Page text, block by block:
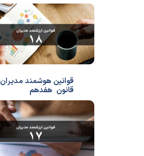
قوانین هوشمند مدیران
قانون هفدهم